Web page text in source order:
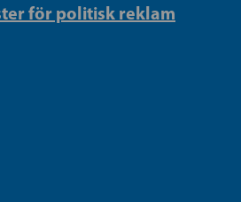
för politisk reklam